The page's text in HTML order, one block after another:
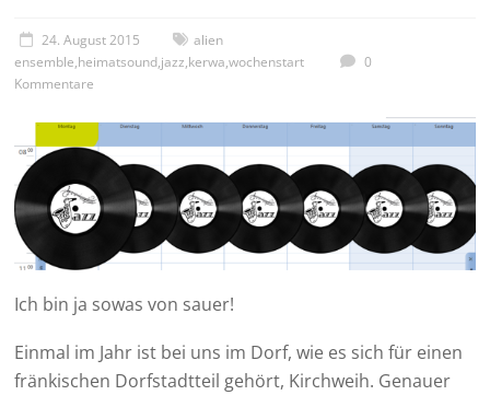
24. August 2015
alien
ensemble,heimatsound,jazz,kerwa,wochenstart
0
Kommentare
Ich bin ja sowas von sauer!
Einmal im Jahr ist bei uns im Dorf, wie es sich für einen
fränkischen Dorfstadtteil gehört, Kirchweih. Genauer